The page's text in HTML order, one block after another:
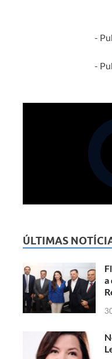
-
-
ÚLTIMAS
a